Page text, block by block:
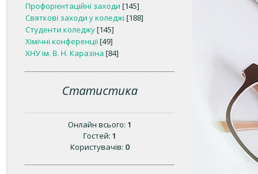
Профорієнтаційні заходи [145]
Святкові заходи у коледжі [188]
Студенти коледжу[145]
Хімічні конференції[49]
ХНУ ім. В. Н. Каразіна [84]
Статистика
Онлайн всього: 1
Гостей: 1
Користувачів: 0